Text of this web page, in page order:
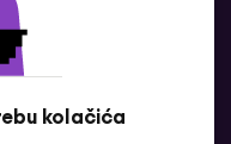
kolačića